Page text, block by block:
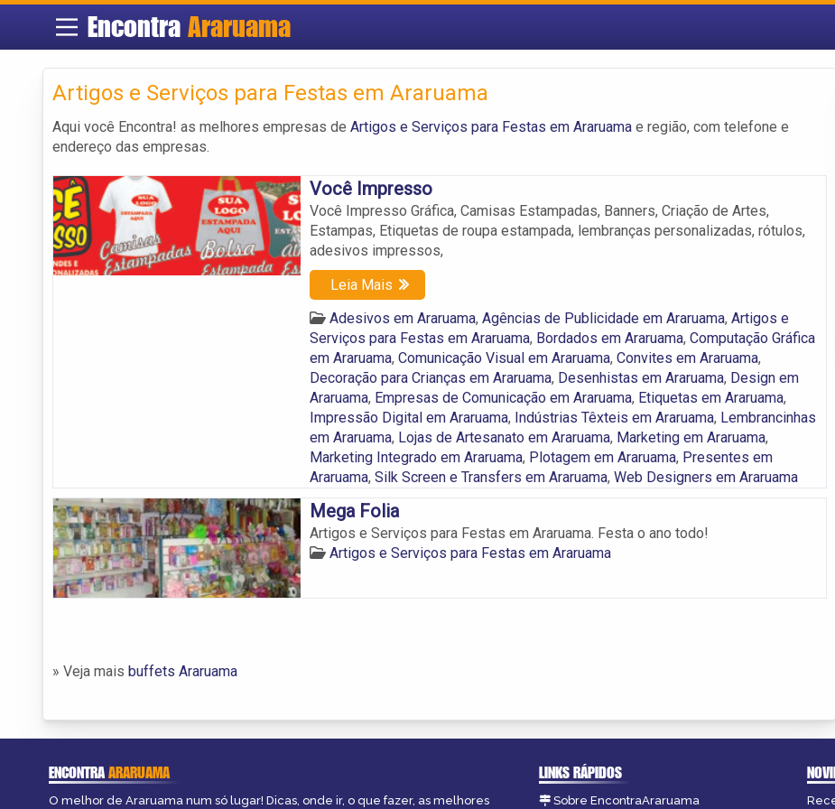
EncontraAraruama
Artigos e Serviços para Festas em Araruama
Aqui você Encontra! as melhores empresas de Artigos e Serviços para Festas em Araruama e região, com telefone e
endereço das empresas.
Você Impresso
Você Impresso Gráfica, Camisas Estampadas, Banners, Criação de Artes,
Estampas, Etiquetas de roupa estampada, lembranças personalizadas, rótulos,
adesivos impressos,
Leia Mais
Adesivos em Araruama, Agências de Publicidade em Araruama, Artigos e
Serviços para Festas em Araruama, Bordados em Araruama, Computação Gráfica
em Araruama, Comunicação Visual em Araruama, Convites em Araruama,
Decoração para Crianças em Araruama, Desenhistas em Araruama, Design em
Araruama, Empresas de Comunicação em Araruama, Etiquetas em Araruama,
Impressão Digital em Araruama, Indústrias Têxteis em Araruama, Lembrancinhas
em Araruama, Lojas de Artesanato em Araruama, Marketing em Araruama,
Marketing Integrado em Araruama, Plotagem em Araruama, Presentes em
Araruama, Silk Screen e Transfers em Araruama, Web Designers em Araruama
Mega Folia
Artigos e Serviços para Festas em Araruama. Festa o ano todo!
Artigos e Serviços para Festas em Araruama
» Veja mais buffets Araruama
ENCONTRAARARUAMA
O melhor de Araruama num só lugar! Dicas, onde ir, o que fazer, as melhores
LINKS RÁPIDOS
Sobre EncontraAraruama